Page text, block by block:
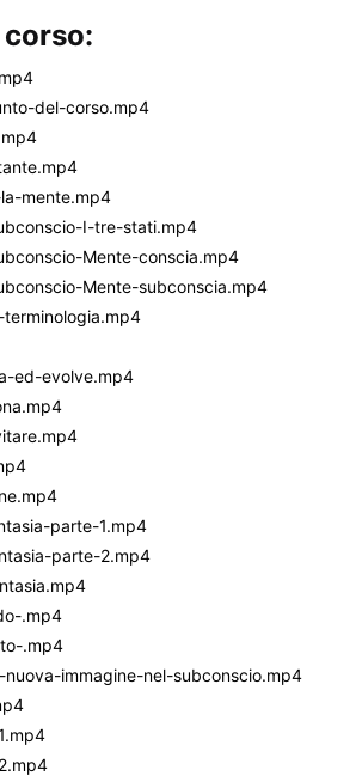
del-corso.mp4
mente.mp4
I-tre-stati.mp4
Mente-conscia.mp4
Mente-subconscia.mp4
ed-evolve.mp4
parte-1.mp4
parte-2.mp4
.mp4
.mp4
nuova-immagine-nel-subconscio.mp4